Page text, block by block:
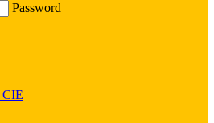
Password
CIE